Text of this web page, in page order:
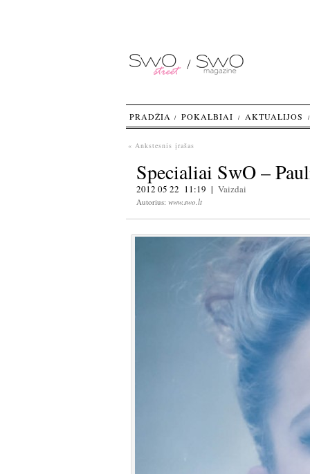
« Ankstesnis įrašas
Specialiai SwO –
2012 05 22 11:19 | Vaizdai
Autorius: www.swo.lt
PRADŽIA POKALBIAI AKTUALIJOS